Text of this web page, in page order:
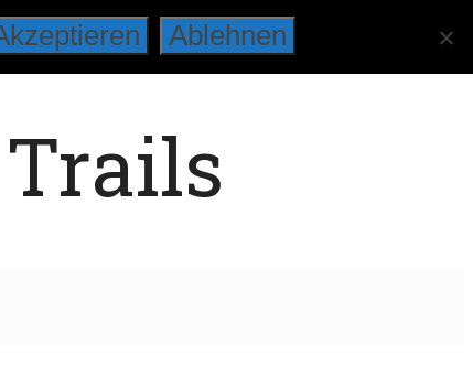
Ablehnen